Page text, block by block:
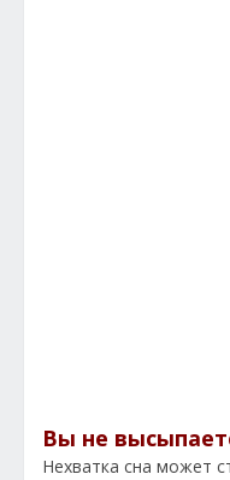
Вы не
Нехватка сна может